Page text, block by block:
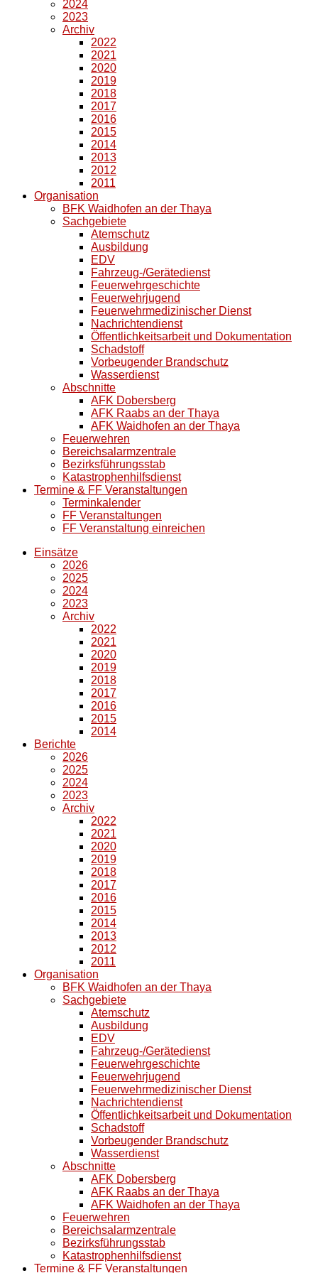
2024
2023
Archiv
2022
2021
2020
2019
2018
2017
2016
2015
2014
2013
2012
2011
Organisation
BFK Waidhofen an der Thaya
Sachgebiete
Atemschutz
Ausbildung
EDV
Fahrzeug-/Gerätedienst
Feuerwehrgeschichte
Feuerwehrjugend
Feuerwehrmedizinischer Dienst
Nachrichtendienst
Öffentlichkeitsarbeit und Dokumentation
Schadstoff
Vorbeugender Brandschutz
Wasserdienst
Abschnitte
AFK Dobersberg
AFK Raabs an der Thaya
AFK Waidhofen an der Thaya
Feuerwehren
Bereichsalarmzentrale
Bezirksführungsstab
Katastrophenhilfsdienst
Termine & FF Veranstaltungen
Terminkalender
FF Veranstaltungen
FF Veranstaltung einreichen
Einsätze
2026
2025
2024
2023
Archiv
2022
2021
2020
2019
2018
2017
2016
2015
2014
Berichte
2026
2025
2024
2023
Archiv
2022
2021
2020
2019
2018
2017
2016
2015
2014
2013
2012
2011
Organisation
BFK Waidhofen an der Thaya
Sachgebiete
Atemschutz
Ausbildung
EDV
Fahrzeug-/Gerätedienst
Feuerwehrgeschichte
Feuerwehrjugend
Feuerwehrmedizinischer Dienst
Nachrichtendienst
Öffentlichkeitsarbeit und Dokumentation
Schadstoff
Vorbeugender Brandschutz
Wasserdienst
Abschnitte
AFK Dobersberg
AFK Raabs an der Thaya
AFK Waidhofen an der Thaya
Feuerwehren
Bereichsalarmzentrale
Bezirksführungsstab
Katastrophenhilfsdienst
Termine & FF Veranstaltungen